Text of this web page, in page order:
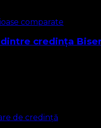
comparate
credința
de credință